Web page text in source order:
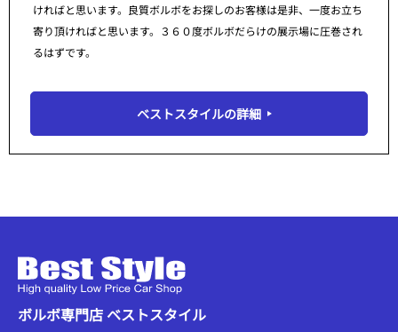
ければと思います。良質ボルボをお探しのお客様は是非、一度お立ち
寄り頂ければと思います。３６０度ボルボだらけの展示場に圧巻され
るはずです。
ベストスタイルの詳細
ボルボ専門店 ベストスタイル